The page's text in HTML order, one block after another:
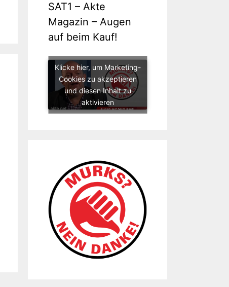
SAT1 – Akte
Magazin – Augen
auf beim Kauf!
Klicke hier, um Marketing-
Cookies zu akzeptieren
und diesen Inhalt zu
aktivieren